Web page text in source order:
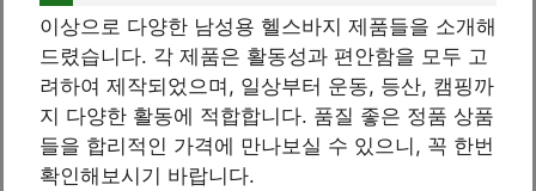
이상으로 다양한 남성용 헬스바지 제품들을 소개해
드렸습니다. 각 제품은 활동성과 편안함을 모두 고
려하여 제작되었으며, 일상부터 운동, 등산, 캠핑까
지 다양한 활동에 적합합니다. 품질 좋은 정품 상품
들을 합리적인 가격에 만나보실 수 있으니, 꼭 한번
확인해보시기 바랍니다.